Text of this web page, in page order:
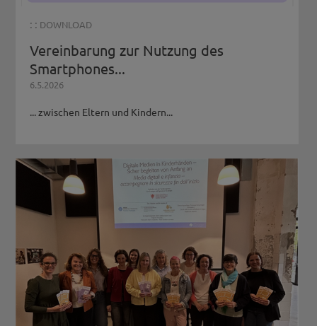
: : DOWNLOAD
Vereinbarung zur Nutzung des
Smartphones...
6.5.2026
... zwischen Eltern und Kindern...